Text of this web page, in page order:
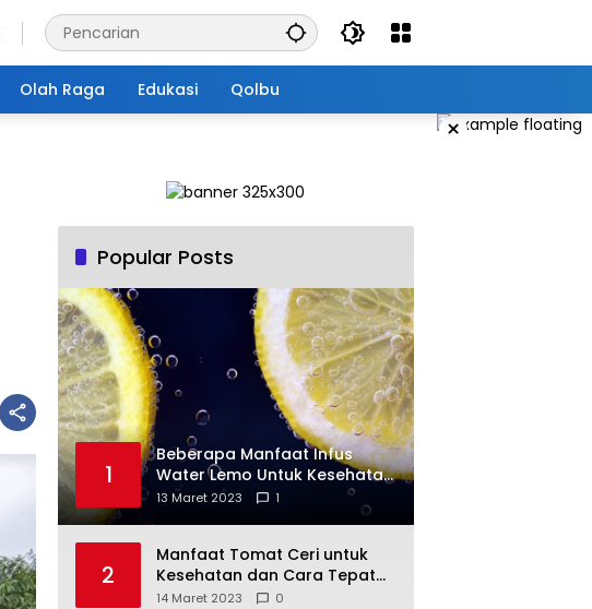
Olah Raga Edukasi Qolbu
×
Popular Posts
1
Beberapa Manfaat Infus
Water Lemo Untuk Kesehatan
Anda
13 Maret 2023 1
2
Manfaat Tomat Ceri untuk
Kesehatan dan Cara Tepat
Mengonsumsinya
14 Maret 2023 0